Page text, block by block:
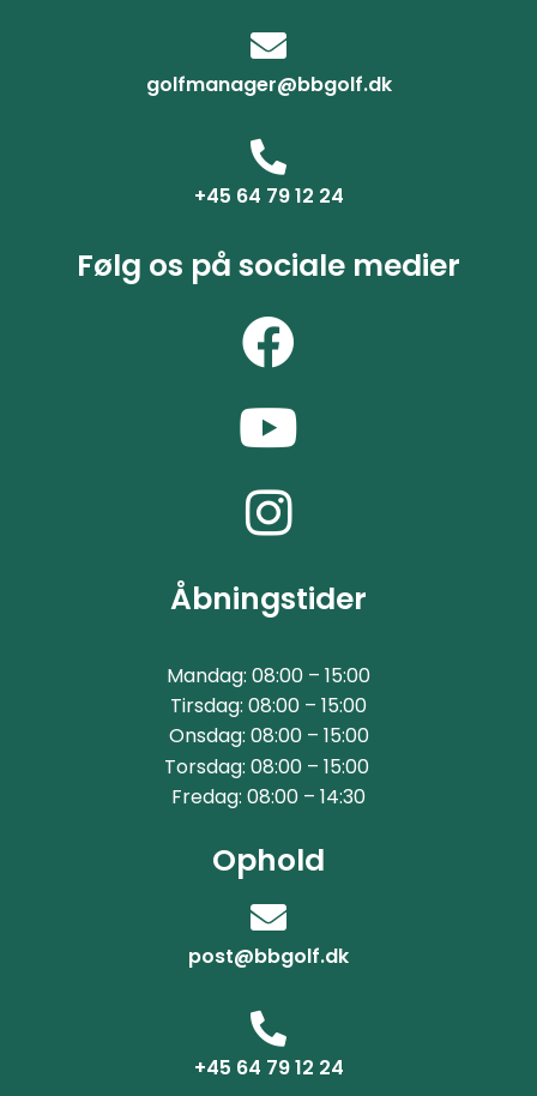
golfmanager@bbgolf.dk
+45 64 79 12 24
Følg os på sociale medier
Åbningstider
Mandag: 08:00 – 15:00
Tirsdag: 08:00 – 15:00
Onsdag: 08:00 – 15:00
Torsdag: 08:00 – 15:00
Fredag: 08:00 – 14:30
Ophold
post@bbgolf.dk
+45 64 79 12 24